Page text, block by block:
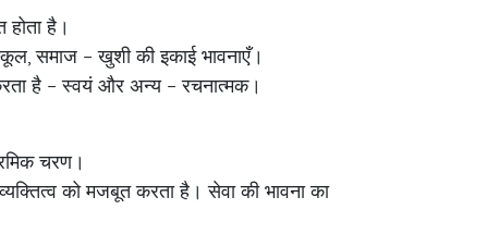
है।
समाज – खुशी की इकाई भावनाएँ।
है – स्वयं और अन्य – रचनात्मक।
चरण।
को मजबूत करता है। सेवा की भावना का